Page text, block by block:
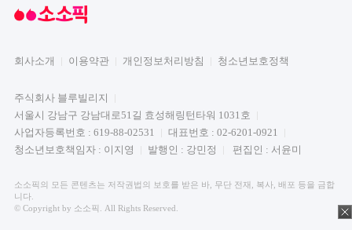
회사소개 이용약관 개인정보처리방침 청소년보호정책
주식회사 블루빌리지
서울시 강남구 강남대로51길 효성해링턴타워 1031호
사업자등록번호 : 619-88-02531
대표번호 : 02-6201-0921
청소년보호책임자 : 이지영
발행인 : 강민정 편집인 : 서윤미
소소픽의 모든 콘텐츠는 저작권법의 보호를 받은 바, 무단 전재, 복사, 배포 등을 금합
니다.
© Copyright by 소소픽. All Rights Reserved.